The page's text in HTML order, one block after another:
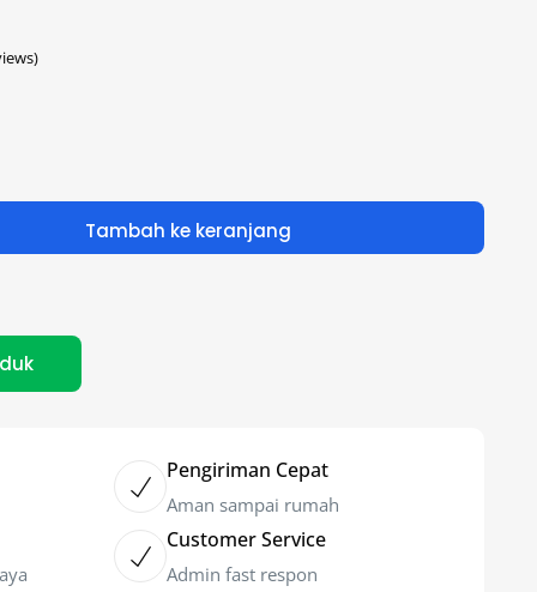
Tambah ke keranjang
Pengiriman Cepat
Aman sampai rumah
Customer Service
Admin fast respon